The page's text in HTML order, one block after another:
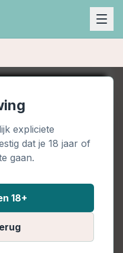
expliciete
dat je 18 jaar of
gaan.
18+